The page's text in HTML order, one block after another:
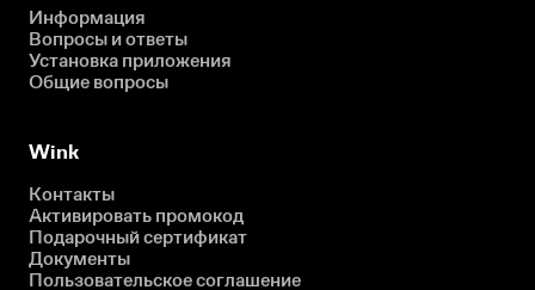
Информация
Вопросы и ответы
Установка приложения
Общие вопросы
Wink
Контакты
Активировать промокод
Подарочный сертификат
Документы
Пользовательское соглашение